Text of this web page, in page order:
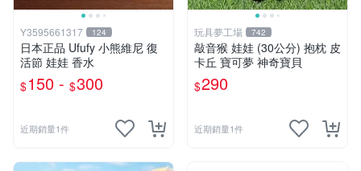
Y3595661317 124
日本正品 Ufufy 小熊維尼 復
活節 娃娃 香水
$150 - $300
近期銷量1件
玩具夢工場 742
敲音猴 娃娃 (30公分) 抱枕 皮
卡丘 寶可夢 神奇寶貝
$290
近期銷量1件